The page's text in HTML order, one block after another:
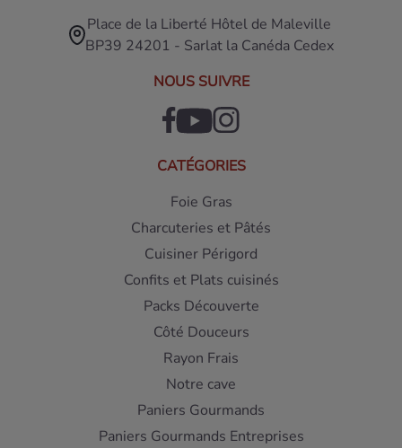
Place de la Liberté Hôtel de Maleville
BP39 24201 - Sarlat la Canéda Cedex
NOUS SUIVRE
CATÉGORIES
Foie Gras
Charcuteries et Pâtés
Cuisiner Périgord
Confits et Plats cuisinés
Packs Découverte
Côté Douceurs
Rayon Frais
Notre cave
Paniers Gourmands
Paniers Gourmands Entreprises